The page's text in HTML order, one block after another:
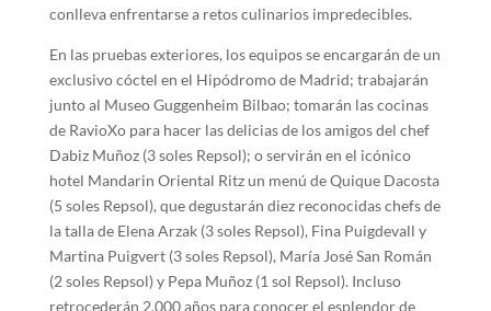
conlleva enfrentarse a retos culinarios impredecibles.
En las pruebas exteriores, los equipos se encargarán de un
exclusivo cóctel en el Hipódromo de Madrid; trabajarán
junto al Museo Guggenheim Bilbao; tomarán las cocinas
de RavioXo para hacer las delicias de los amigos del chef
Dabiz Muñoz (3 soles Repsol); o servirán en el icónico
hotel Mandarin Oriental Ritz un menú de Quique Dacosta
(5 soles Repsol), que degustarán diez reconocidas chefs de
la talla de Elena Arzak (3 soles Repsol), Fina Puigdevall y
Martina Puigvert (3 soles Repsol), María José San Román
(2 soles Repsol) y Pepa Muñoz (1 sol Repsol). Incluso
retrocederán 2.000 años para conocer el esplendor de